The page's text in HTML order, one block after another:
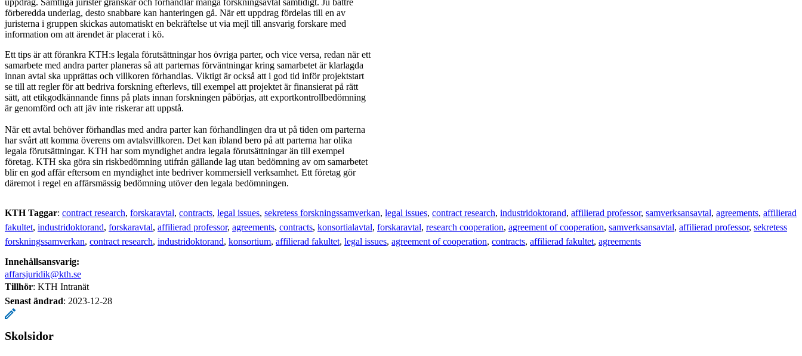
förberedda underlag, desto snabbare kan hanteringen gå. När ett uppdrag fördelas till en av
juristerna i gruppen skickas automatiskt en bekräftelse ut via mejl till ansvarig forskare med
information om att ärendet är placerat i kö.
Ett tips är att förankra KTH:s legala förutsättningar hos övriga parter, och vice versa, redan när ett
samarbete med andra parter planeras så att parternas förväntningar kring samarbetet är klarlagda
innan avtal ska upprättas och villkoren förhandlas. Viktigt är också att i god tid inför projektstart
se till att regler för att bedriva forskning efterlevs, till exempel att projektet är finansierat på rätt
sätt, att etikgodkännande finns på plats innan forskningen påbörjas, att exportkontrollbedömning
är genomförd och att jäv inte riskerar att uppstå.
När ett avtal behöver förhandlas med andra parter kan förhandlingen dra ut på tiden om parterna
har svårt att komma överens om avtalsvillkoren. Det kan ibland bero på att parterna har olika
legala förutsättningar. KTH har som myndighet andra legala förutsättningar än till exempel
företag. KTH ska göra sin riskbedömning utifrån gällande lag utan bedömning av om samarbetet
blir en god affär eftersom en myndighet inte bedriver kommersiell verksamhet. Ett företag gör
däremot i regel en affärsmässig bedömning utöver den legala bedömningen.
KTH Taggar: contract research forskaravtal contracts legal issues sekretess forskningssamverkan legal issues contract research industridoktorand affilierad professor samverksansavtal agreements affilierad
fakultet industridoktorand forskaravtal affilierad professor agreements contracts konsortialavtal forskaravtal research cooperation agreement of cooperation samverksansavtal affilierad professor sekretess
forskningssamverkan contract research industridoktorand konsortium affilierad fakultet legal issues agreement of cooperation contracts affilierad fakultet agreements
Innehållsansvarig:
affarsjuridik@kth.se
Tillhör: KTH Intranät
Senast ändrad: 2023-12-28
Skolsidor